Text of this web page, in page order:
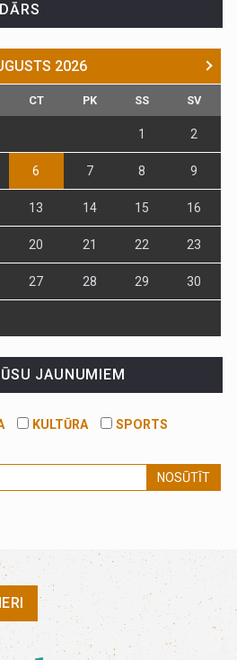
2026
CT PK SS SV
1 2
6 7 8 9
13 14 15 16
20 21 22 23
27 28 29 30
JAUNUMIEM
KULTŪRA
SPORTS
NOSŪTĪT